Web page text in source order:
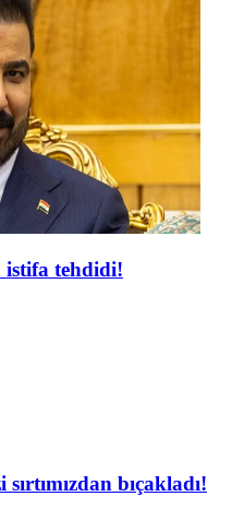
istifa tehdidi!
bıçakladı!